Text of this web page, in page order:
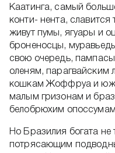
Каатинга, самый
конти- нента,
живут пумы, ягуары и
броненосцы,
свою очередь,
оленям, парагвайским
кошкам Жоффруа и
малым гризонам и
белобрюхим
Но Бразилия богата не
потрясающим